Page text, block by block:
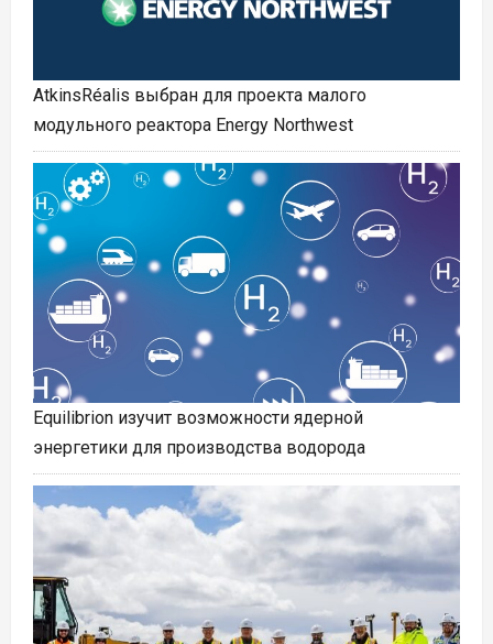
AtkinsRéalis выбран для проекта малого
модульного реактора Energy Northwest
Equilibrion изучит возможности ядерной
энергетики для производства водорода